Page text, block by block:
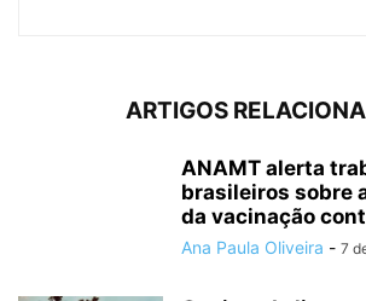
ARTIGOS
ANAMT alerta
brasileiros sobre
da vacinação
Ana Paula Oliveira - 7